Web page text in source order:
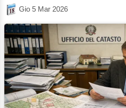
Gio 5 Mar 2026